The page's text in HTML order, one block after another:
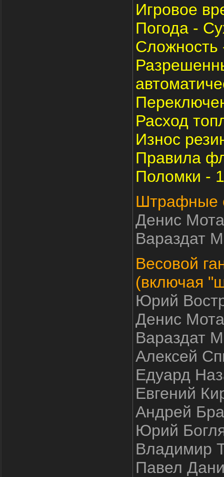
Игровое
Погода -
Сложность
Расход
Износ
Правила
Поломки -
Штрафные
Денис
Вараздат
Весовой
(включая
Юрий
Денис
Вараздат
Алексей
Едуард
Евгений
Андрей
Юрий
Владимир
Павел